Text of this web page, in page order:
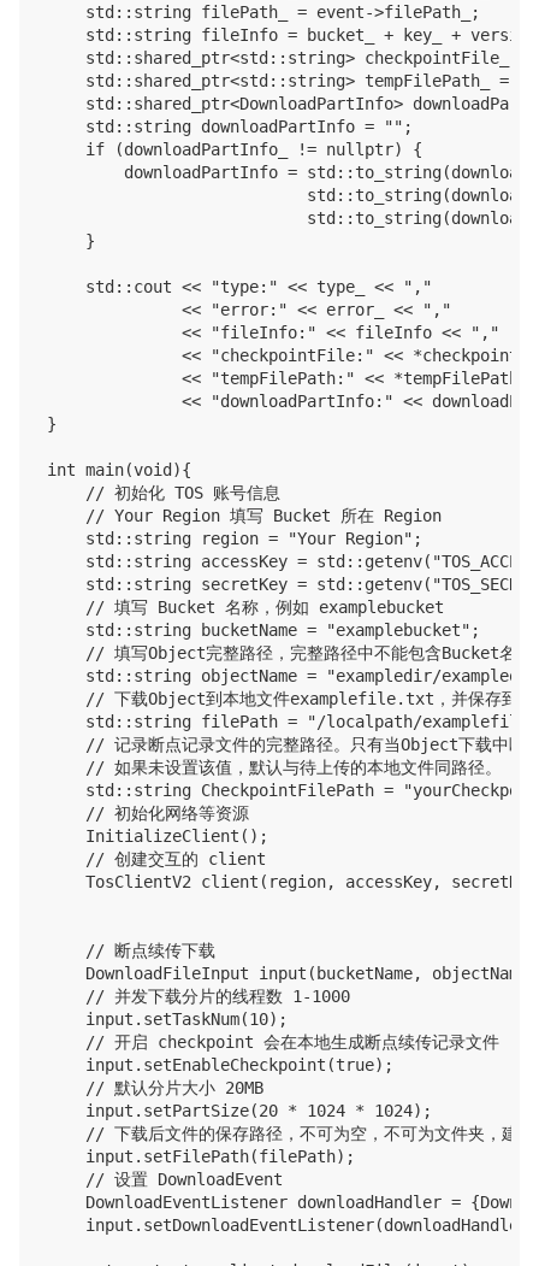
    std::string filePath_ = event->filePath_;
std::string fileInfo = bucket_ + key_ +
std::shared_ptr<std::string> checkpointFile_ =
std::shared_ptr<std::string> tempFilePath_ =
std::shared_ptr<DownloadPartInfo>
    std::string downloadPartInfo = "";
    if (downloadPartInfo_ != nullptr) {
downloadPartInfo =
    }
    std::cout << "type:" << type_ << ","
              << "error:" << error_ << ","
              << "fileInfo:" << fileInfo << ","
<< "checkpointFile:" <<
<< "tempFilePath:" << *tempFilePath_
<< "downloadPartInfo:" <<
}
int main(void){
    // 初始化 TOS 账号信息
    // Your Region 填写 Bucket 所在 Region
    std::string region = "Your Region";
std::string accessKey =
std::string secretKey =
    // 填写 Bucket 名称，例如 examplebucket
    std::string bucketName = "examplebucket";
// 填写Object完整路径，完整路径中不能包含Bucket名
std::string objectName = "exampledir/
// 下载Object到本地文件examplefile.txt，并保存到
std::string filePath = "/localpath/
// 记录断点记录文件的完整路径。只有当Object下载中断
    // 如果未设置该值，默认与待上传的本地文件同路径。
std::string CheckpointFilePath =
    // 初始化网络等资源
    InitializeClient();
    // 创建交互的 client
TosClientV2 client(region, accessKey,
    // 断点续传下载
DownloadFileInput input(bucketName,
    // 并发下载分片的线程数 1-1000
    input.setTaskNum(10);
    // 开启 checkpoint 会在本地生成断点续传记录文件
    input.setEnableCheckpoint(true);
    // 默认分片大小 20MB
    input.setPartSize(20 * 1024 * 1024);
// 下载后文件的保存路径，不可为空，不可为文件夹，建
    input.setFilePath(filePath);
    // 设置 DownloadEvent
DownloadEventListener downloadHandler =